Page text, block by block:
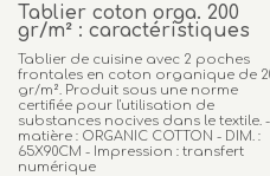
Tablier coton orga. 200
gr/m² : caractéristiques
Tablier de cuisine avec 2 poches
frontales en coton organique de
gr/m². Produit sous une norme
certifiée pour l'utilisation de
substances nocives dans le textile. -
matière : ORGANIC COTTON - DIM. :
65X90CM - Impression : transfert
numérique